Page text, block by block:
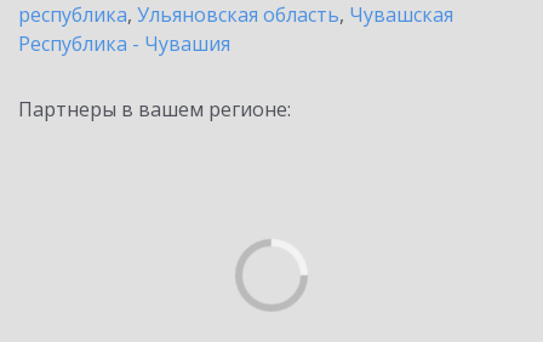
республика, Ульяновская область, Чувашская
Республика - Чувашия
Партнеры в вашем регионе: